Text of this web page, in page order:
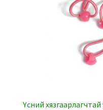
Үсний